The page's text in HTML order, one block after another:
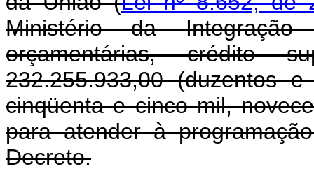
Ministério da
orçamentárias, crédito
232.255.933,00 (duzentos
cinqüenta e cinco mil,
para atender à
Decreto.